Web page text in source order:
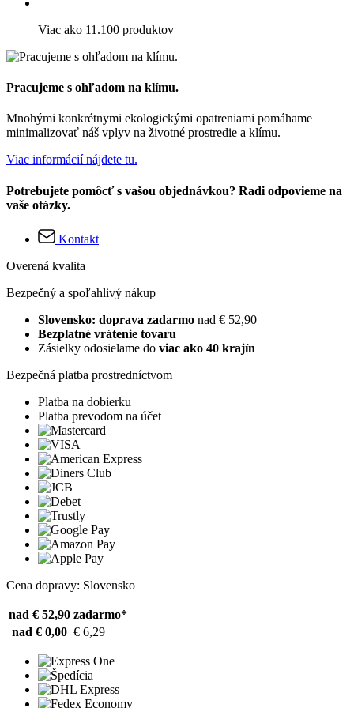
Viac ako 11.100 produktov
Pracujeme s ohľadom na klímu.
Mnohými konkrétnymi ekologickými opatreniami pomáhame
minimalizovať náš vplyv na životné prostredie a klímu.
Viac informácií nájdete tu.
Potrebujete pomôcť s vašou objednávkou? Radi odpovieme na
vaše otázky.
Kontakt
Overená kvalita
Bezpečný a spoľahlivý nákup
Slovensko: doprava zadarmo nad € 52,90
Bezplatné vrátenie tovaru
Zásielky odosielame do viac ako 40 krajín
Bezpečná platba prostredníctvom
Platba na dobierku
Platba prevodom na účet
Cena dopravy: Slovensko
nad € 52,90 zadarmo*
nad € 0,00 € 6,29